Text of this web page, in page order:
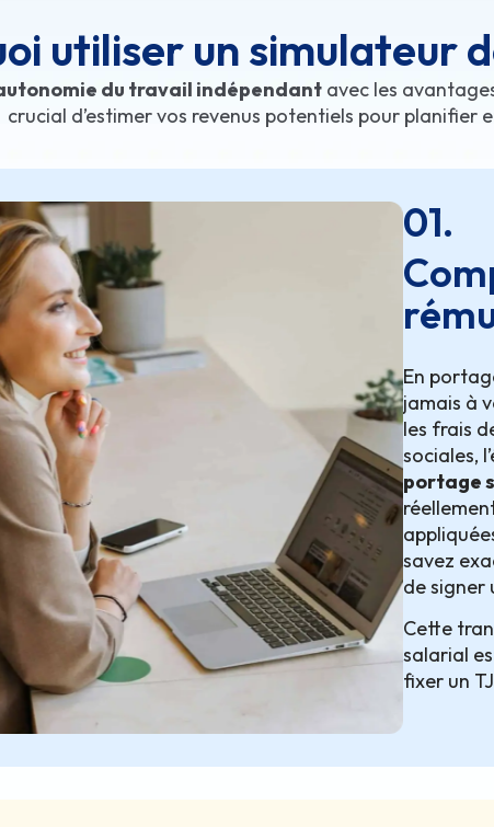
utiliser un simulateur
du travail indépendantavec les
crucial d’estimer vos revenus potentiels pour
01.
En
jamais à
les frais
sociales,
portage
savez
de signer
Cette
salarial
fixer un